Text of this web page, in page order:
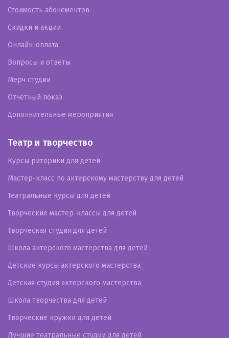
Стоимость абонементов
Скидки и акции
Онлайн-оплата
Вопросы и ответы
Мерч студии
Отчетный показ
Дополнительные мероприятия
Театр и творчество
Курсы риторики для детей
Мастер-класс по актерскому мастерству для детей
Театральные курсы для детей
Творческие мастер-классы для детей
Творческая студия для детей
Школа актерского мастерства для детей
Детские курсы актерского мастерства
Детская студия актерского мастерства
Школа творчества для детей
Творческие кружки для детей
Лучшие театральные студии для детей